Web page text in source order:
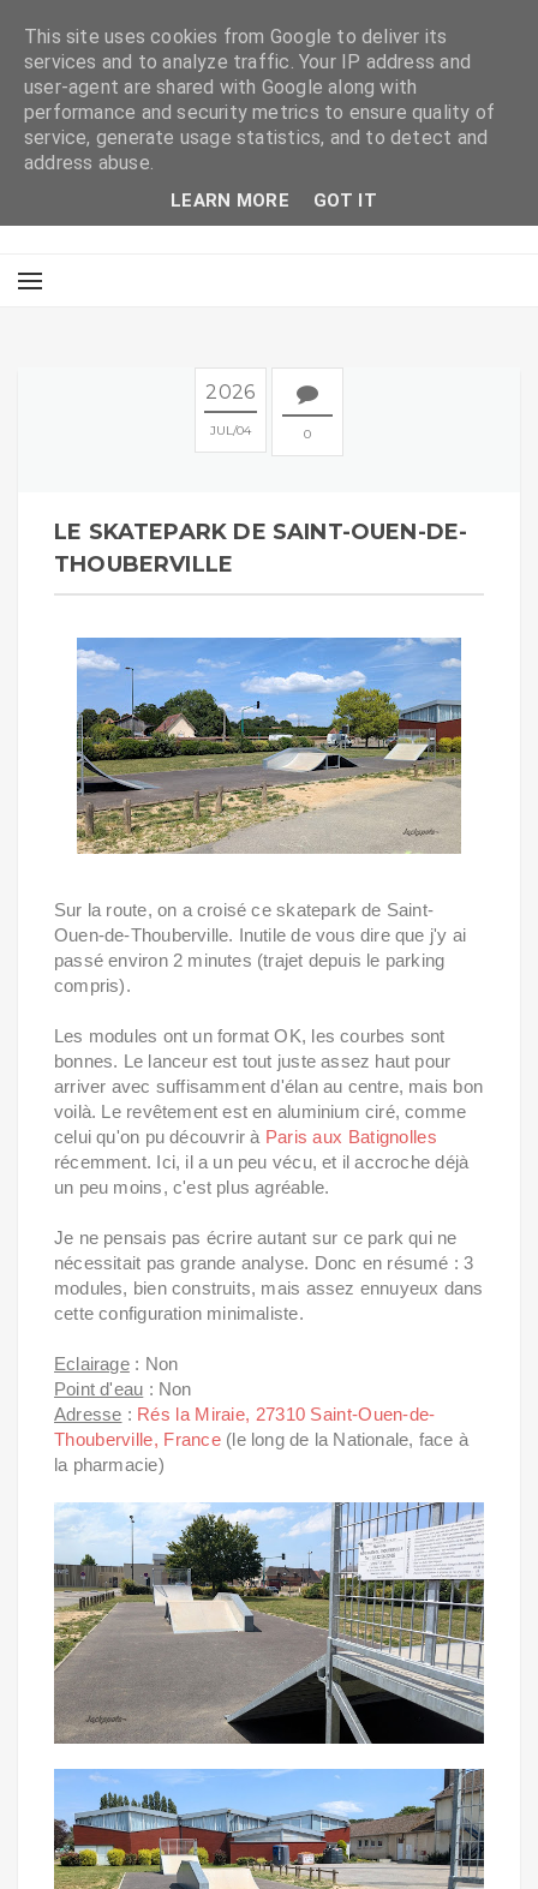
2026
JUL 04 0
LE SKATEPARK DE SAINT-OUEN-DE-
THOUBERVILLE
Sur la route, on a croisé ce skatepark de Saint-
Ouen-de-Thouberville. Inutile de vous dire que j'y ai
passé environ 2 minutes (trajet depuis le parking
compris).
Les modules ont un format OK, les courbes sont
bonnes. Le lanceur est tout juste assez haut pour
arriver avec suffisamment d'élan au centre, mais bon
voilà. Le revêtement est en aluminium ciré, comme
celui qu'on pu découvrir à Paris aux Batignolles
récemment. Ici, il a un peu vécu, et il accroche déjà
un peu moins, c'est plus agréable.
Je ne pensais pas écrire autant sur ce park qui ne
nécessitait pas grande analyse. Donc en résumé : 3
modules, bien construits, mais assez ennuyeux dans
cette configuration minimaliste.
Eclairage: Non
Point d'eau : Non
Adresse : Rés la Miraie, 27310 Saint-Ouen-de-
Thouberville, France (le long de la Nationale, face à
la pharmacie)
This site uses cookies from Google to deliver its
services and to analyze traffic. Your IP address and
user-agent are shared with Google along with
performance and security metrics to ensure quality of
service, generate usage statistics, and to detect and
address abuse.
LEARN MORE GOT IT